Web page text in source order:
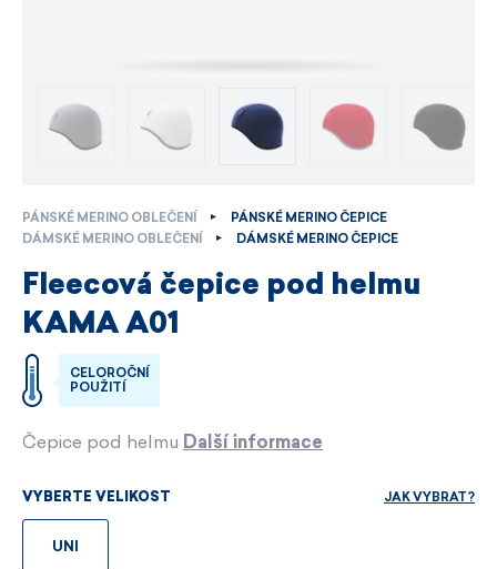
PÁNSKÉ MERINO OBLEČENÍ
PÁNSKÉ MERINO ČEPICE
DÁMSKÉ MERINO OBLEČENÍ
DÁMSKÉ MERINO ČEPICE
Fleecová čepice pod helmu
KAMA A01
CELOROČNÍ
POUŽITÍ
Čepice pod helmu Další informace
VYBERTE VELIKOST JAK VYBRAT?
UNI